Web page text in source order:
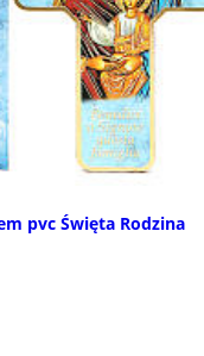
pvc Święta Rodzina